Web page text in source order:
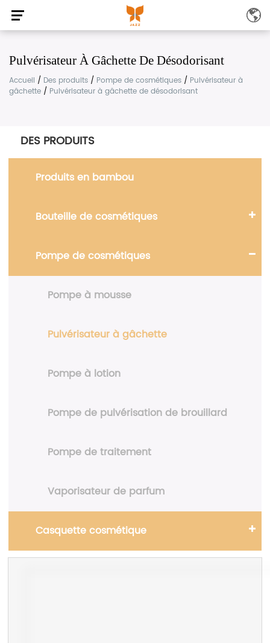
Pulvérisateur À Gâchette De Désodorisant
Accueil / Des produits / Pompe de cosmétiques / Pulvérisateur à
gâchette / Pulvérisateur à gâchette de désodorisant
DES PRODUITS
Produits en bambou
Bouteille de cosmétiques
Pompe de cosmétiques
Pompe à mousse
Pulvérisateur à gâchette
Pompe à lotion
Pompe de pulvérisation de brouillard
Pompe de traitement
Vaporisateur de parfum
Casquette cosmétique